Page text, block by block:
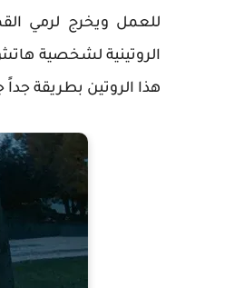
للعمل ويخرج لرمي
الروتينية لشخصية هاتش
هذا الروتين بطريقة